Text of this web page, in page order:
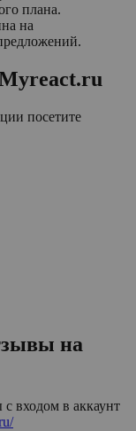
плана.
на
посетите
на
входом в аккаунт